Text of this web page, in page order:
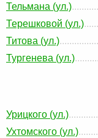
Тельмана (ул.)
Терешковой (ул.)
Титова (ул.)
Тургенева (ул.)
Урицкого (ул.)
Ухтомского (ул.)